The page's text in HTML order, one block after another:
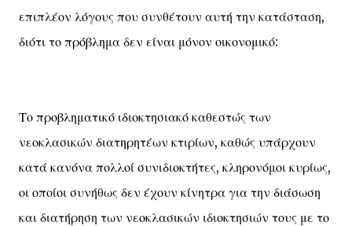
επιπλέον λόγους που συνθέτουν αυτή την κατάσταση,
διότι το πρόβλημα δεν είναι μόνον οικονομικό:
Το προβληματικό ιδιοκτησιακό καθεστώς των
νεοκλασικών διατηρητέων κτιρίων, καθώς υπάρχουν
κατά κανόνα πολλοί συνιδιοκτήτες, κληρονόμοι κυρίως,
οι οποίοι συνήθως δεν έχουν κίνητρα για την διάσωση
και διατήρηση των νεοκλασικών ιδιοκτησιών τους με το